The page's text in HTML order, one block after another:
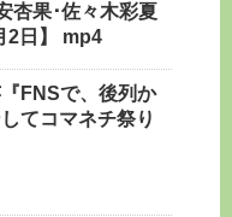
杏果･佐々木彩夏
2日】 mp4
FNSで、後列か
てコマネチ祭り